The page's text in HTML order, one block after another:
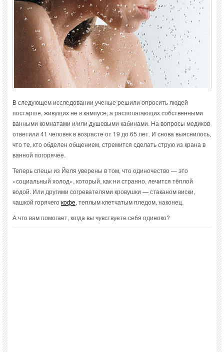
В следующем исследовании ученые решили опросить людей
постарше, живущих не в кампусе, а располагающих собственными
ванными комнатами и/или душевыми кабинами. На вопросы медиков
ответили 41 человек в возрасте от 19 до 65 лет. И снова выяснилось,
что те, кто обделен общением, стремится сделать струю из крана в
ванной погорячее.
Теперь спецы из Йеля уверены в том, что одиночество — это
«социальный холод», который, как ни странно, лечится тёплой
водой. Или другими согревателями кровушки — стаканом виски,
чашкой горячегокофе, теплым клетчатым пледом, наконец.
А что вам помогает, когда вы чувствуете себя одиноко?